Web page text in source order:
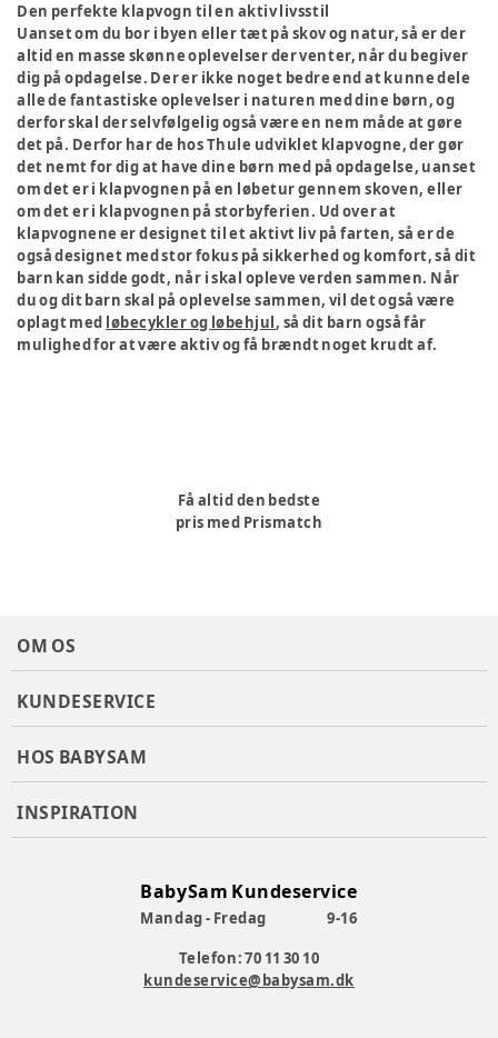
Den perfekte klapvogn til en aktiv livsstil
Uanset om du bor i byen eller tæt på skov og natur, så er der
altid en masse skønne oplevelser der venter, når du begiver
dig på opdagelse. Der er ikke noget bedre end at kunne dele
alle de fantastiske oplevelser i naturen med dine børn, og
derfor skal der selvfølgelig også være en nem måde at gøre
det på. Derfor har de hos Thule udviklet klapvogne, der gør
det nemt for dig at have dine børn med på opdagelse, uanset
om det er i klapvognen på en løbetur gennem skoven, eller
om det er i klapvognen på storbyferien. Ud over at
klapvognene er designet til et aktivt liv på farten, så er de
også designet med stor fokus på sikkerhed og komfort, så dit
barn kan sidde godt, når i skal opleve verden sammen. Når
du og dit barn skal på oplevelse sammen, vil det også være
oplagt med løbecykler og løbehjul, så dit barn også får
mulighed for at være aktiv og få brændt noget krudt af.
Få altid den bedste
pris med Prismatch
OM OS
KUNDESERVICE
HOS BABYSAM
INSPIRATION
BabySam Kundeservice
Mandag - Fredag
9-16
Telefon: 70 11 30 10
kundeservice@babysam.dk